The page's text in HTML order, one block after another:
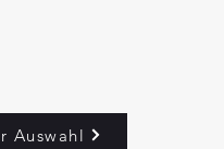
Auswahl